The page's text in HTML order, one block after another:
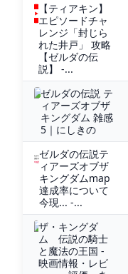
【ティアキン】
エピソードチャ
レンジ「封じら
れた井戸」 攻略
【ゼルダの伝
説】 -...
ゼルダの伝説 テ
ィアーズオブザ
キングダム 雑感
5｜にしきの
ゼルダの伝説テ
ィアーズオブザ
キングダムmap
達成率について
今現... -...
ザ・キングダ
ム 伝説の騎士
と魔法の王国 -
映画情報・レビ